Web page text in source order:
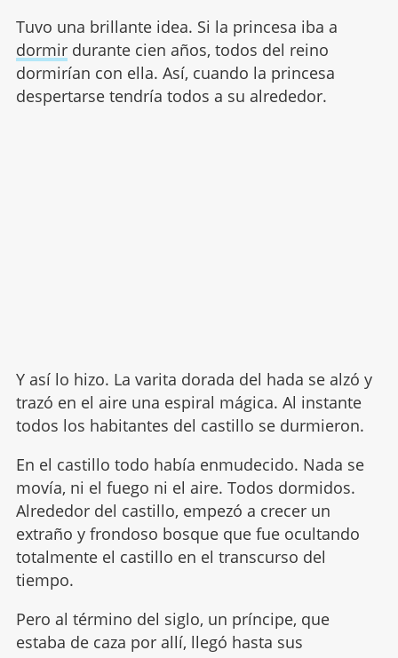
Tuvo una brillante idea. Si la princesa iba a
dormirdurante cien años, todos del reino
dormirían con ella. Así, cuando la princesa
despertarse tendría todos a su alrededor.
Y así lo hizo. La varita dorada del hada se alzó y
trazó en el aire una espiral mágica. Al instante
todos los habitantes del castillo se durmieron.
En el castillo todo había enmudecido. Nada se
movía, ni el fuego ni el aire. Todos dormidos.
Alrededor del castillo, empezó a crecer un
extraño y frondoso bosque que fue ocultando
totalmente el castillo en el transcurso del
tiempo.
Pero al término del siglo, un príncipe, que
estaba de caza por allí, llegó hasta sus